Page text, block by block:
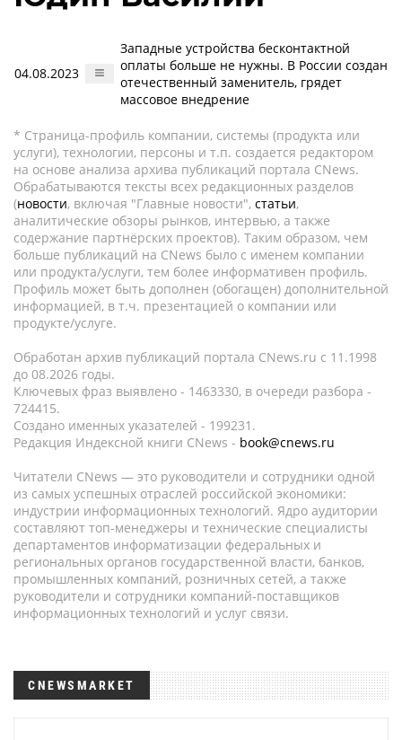
04.08.2023
Западные устройства бесконтактной
оплаты больше не нужны. В России создан
отечественный заменитель, грядет
массовое внедрение
* Страница-профиль компании, системы (продукта или
услуги), технологии, персоны и т.п. создается редактором
на основе анализа архива публикаций портала CNews.
Обрабатываются тексты всех редакционных разделов
(новости, включая "Главные новости", статьи,
аналитические обзоры рынков, интервью, а также
содержание партнёрских проектов). Таким образом, чем
больше публикаций на CNews было с именем компании
или продукта/услуги, тем более информативен профиль.
Профиль может быть дополнен (обогащен) дополнительной
информацией, в т.ч. презентацией о компании или
продукте/услуге.
Обработан архив публикаций портала CNews.ru c 11.1998
до 08.2026 годы.
Ключевых фраз выявлено - 1463330, в очереди разбора -
724415.
Создано именных указателей - 199231.
Редакция Индексной книги CNews - book@cnews.ru
Читатели CNews — это руководители и сотрудники одной
из самых успешных отраслей российской экономики:
индустрии информационных технологий. Ядро аудитории
составляют топ-менеджеры и технические специалисты
департаментов информатизации федеральных и
региональных органов государственной власти, банков,
промышленных компаний, розничных сетей, а также
руководители и сотрудники компаний-поставщиков
информационных технологий и услуг связи.
CNEWSMARKET